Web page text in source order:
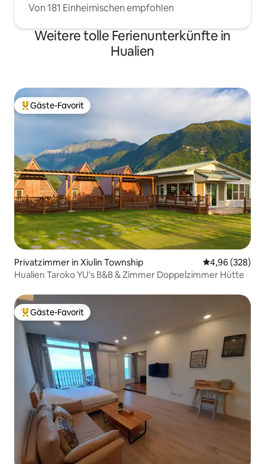
Von 181 Einheimischen empfohlen
Weitere tolle Ferienunterkünfte in
Hualien
Beliebter Gäste-Favorit.
Gäste-Favorit
Privatzimmer in Xiulin Township
4,96 (328)
Hualien Taroko YU's B&B & Zimmer Doppelzimmer Hütte
Beliebter Gäste-Favorit.
Gäste-Favorit